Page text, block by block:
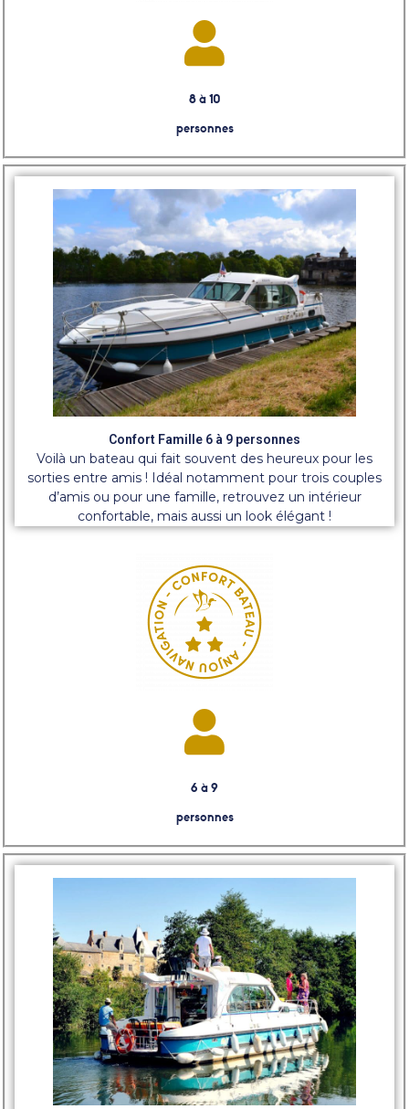
8 à 10
personnes
Confort Famille 6 à 9 personnes
Voilà un bateau qui fait souvent des heureux pour les
sorties entre amis ! Idéal notamment pour trois couples
d’amis ou pour une famille, retrouvez un intérieur
confortable, mais aussi un look élégant !
6 à 9
personnes